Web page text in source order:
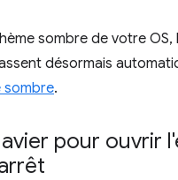
sombre de votre OS,
désormais
sombre.
pour ouvrir